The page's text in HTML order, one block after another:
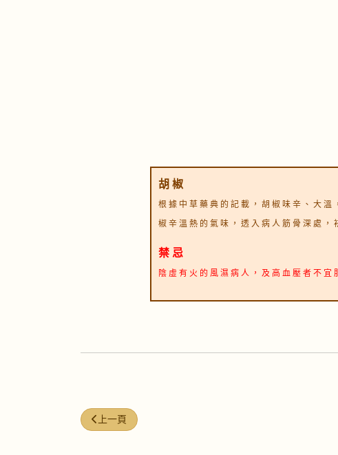
胡 椒
根 據 中 草 藥 典 的 記 載 ， 胡 椒 味 辛 、 大 溫
椒 辛 溫 熱 的 氣 味 ， 透 入 病 人 筋 骨 深 處 ，
禁 忌
陰 虛 有 火 的 風 濕 病 人 ， 及 高 血 壓 者 不 宜
上一篇文章: 韭菜紅棗瘦肉湯
上一頁